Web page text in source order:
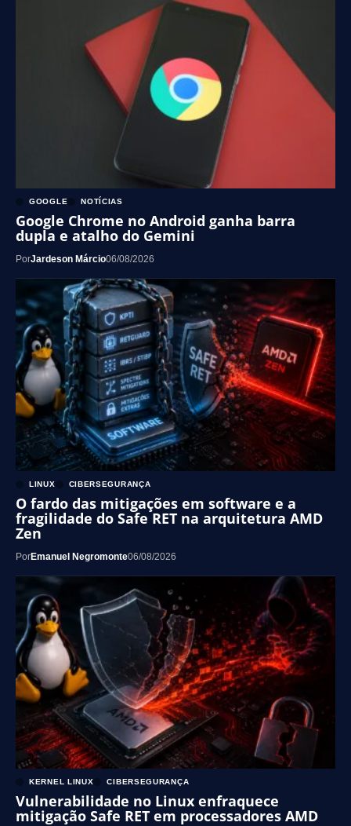
GOOGLE NOTÍCIAS
Google Chrome no Android ganha barra
dupla e atalho do Gemini
PorJardeson Márcio06/08/2026
LINUX CIBERSEGURANÇA
O fardo das mitigações em software e a
fragilidade do Safe RET na arquitetura AMD
Zen
PorEmanuel Negromonte06/08/2026
KERNEL LINUX CIBERSEGURANÇA
Vulnerabilidade no Linux enfraquece
mitigação Safe RET em processadores AMD